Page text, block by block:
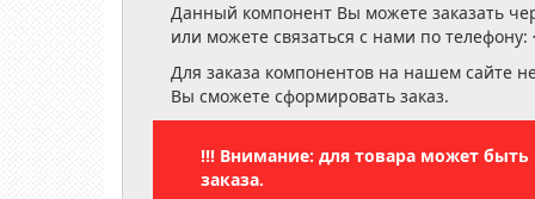
Данный компонент Вы можете заказать
или можете связаться с нами по телефону:
Для заказа компонентов на нашем сайте
Вы сможете сформировать заказ.
!!! Внимание: для товара может
заказа.